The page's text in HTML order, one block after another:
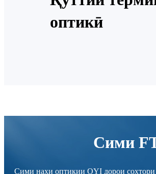
оптикӣ
Сими
Сими нахи оптикии OYI дорои